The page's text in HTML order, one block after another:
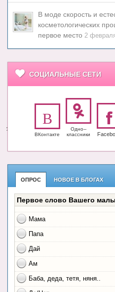
В моде скорость и
косметологических
первое место 2
СОЦИАЛЬНЫЕ СЕТИ
ВКонтакте
Одно-­
класс­ники
ОПРОС НОВОЕ В БЛОГАХ